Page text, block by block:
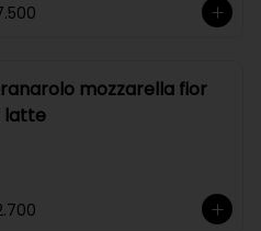
mozzarella fior
latte